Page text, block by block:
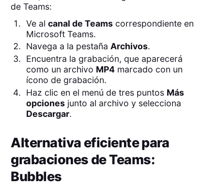
de Teams:
Ve al canal de Teamscorrespondiente en
Microsoft Teams.
Navega a la pestaña Archivos.
Encuentra la grabación, que aparecerá
como un archivo MP4marcado con un
ícono de grabación.
Haz clic en el menú de tres puntos Más
opcionesjunto al archivo y selecciona
Descargar.
Alternativa eficiente para
grabaciones de Teams:
Bubbles